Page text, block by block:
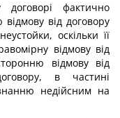
фактично
від договору
оскільки її
відмову від
відмову від
в частині
недійсним на